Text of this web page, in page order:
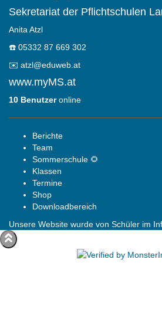
Sekretariat der Pflichtschulen
Anita Atzl
☎️ 05332 87 669 302
✉️ atzl@eduweb.at
www.myMS.at
10 Benutzeronline
Berichte
Team
Sommerschule 🌻
Klassen
Termine
Shop
Downloadbereich
Unsere Website wurde von Schüler im